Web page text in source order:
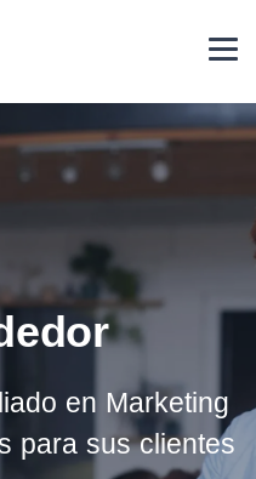
en Marketing
para sus clientes